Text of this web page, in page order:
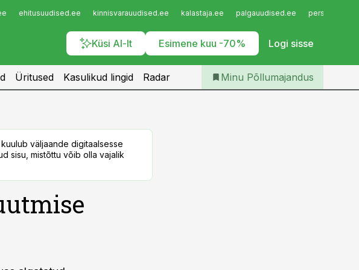
ehitusuudised.ee kinnisvarauudised.ee kalastaja.ee palgauudised.ee
Küsi AI-lt Esimene kuu -70% Logi sisse
Iseteenindus
Telli Põllumajandus
Üritused Kasulikud lingid Radar Minu Põllumajandus
väljaande digitaalsesse
sisu, mistõttu võib olla vajalik